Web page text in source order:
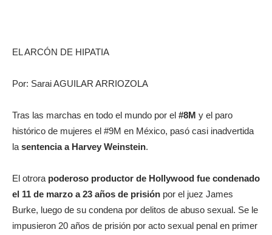
EL ARCÓN DE HIPATIA
Por: Sarai AGUILAR ARRIOZOLA
Tras las marchas en todo el mundo por el #8M y el paro
histórico de mujeres el #9M en México, pasó casi inadvertida
la sentencia a Harvey Weinstein.
El otrora poderoso productor de Hollywood fue condenado
el 11 de marzo a 23 años de prisión por el juez James
Burke, luego de su condena por delitos de abuso sexual. Se le
impusieron 20 años de prisión por acto sexual penal en primer